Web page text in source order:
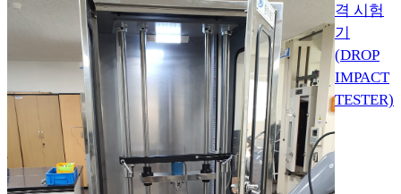
격 시험
기
(DROP
IMPACT
TESTER)